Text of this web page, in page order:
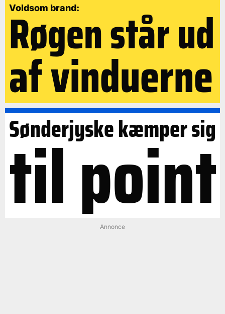
Voldsom brand:
Røgen står ud
af vinduerne
Sønderjyske kæmper sig
til point
Annonce